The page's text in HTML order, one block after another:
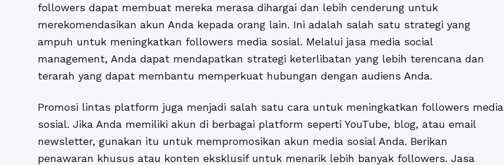
followers dapat membuat mereka merasa dihargai dan lebih cenderung untuk
merekomendasikan akun Anda kepada orang lain. Ini adalah salah satu strategi yang
ampuh untuk meningkatkan followers media sosial. Melalui jasa media social
management, Anda dapat mendapatkan strategi keterlibatan yang lebih terencana dan
terarah yang dapat membantu memperkuat hubungan dengan audiens Anda.
Promosi lintas platform juga menjadi salah satu cara untuk meningkatkan followers media
sosial. Jika Anda memiliki akun di berbagai platform seperti YouTube, blog, atau email
newsletter, gunakan itu untuk mempromosikan akun media sosial Anda. Berikan
penawaran khusus atau konten eksklusif untuk menarik lebih banyak followers. Jasa